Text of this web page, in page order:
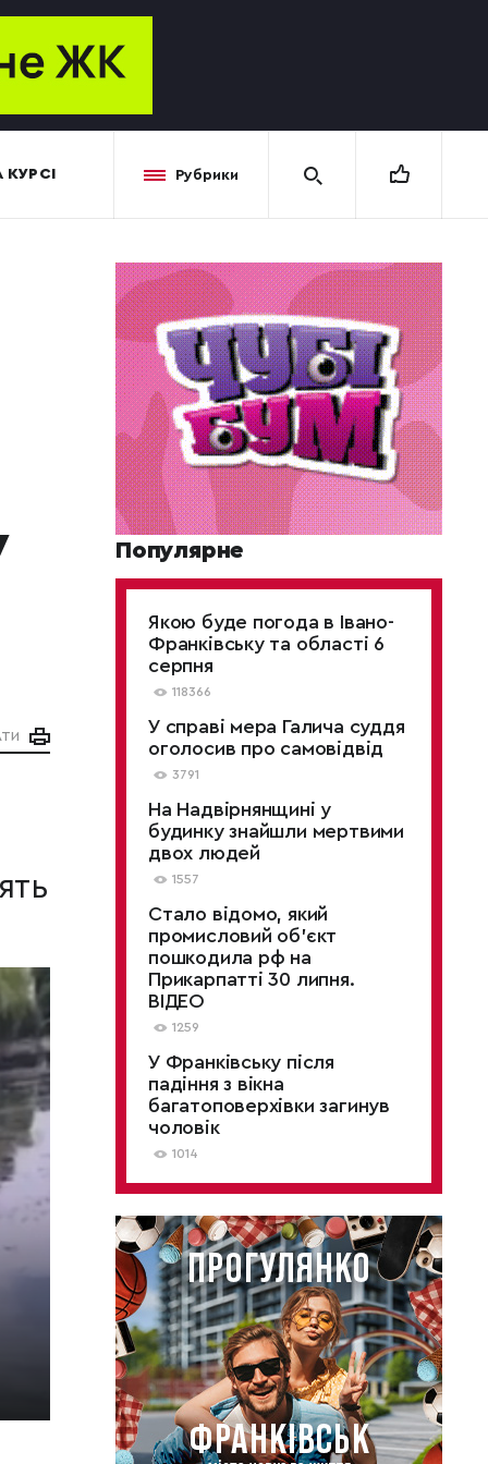
Рубрики
Популярне
Якою буде погода в Івано-
Франківську та області 6
серпня
118366
У справі мера Галича суддя
оголосив про самовідвід
3791
На Надвірнянщині у
будинку знайшли мертвими
двох людей
1557
Стало відомо, який
промисловий об’єкт
пошкодила рф на
Прикарпатті 30 липня.
ВІДЕО
1259
У Франківську після
падіння з вікна
багатоповерхівки загинув
чоловік
1014